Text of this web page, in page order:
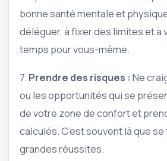
bonne santé mentale et
déléguer, à fixer des limites et à
temps pour vous-même.
7. Prendre des risques : Ne
ou les opportunités qui se
de votre zone de confort et
calculés. C’est souvent là que
grandes réussites.